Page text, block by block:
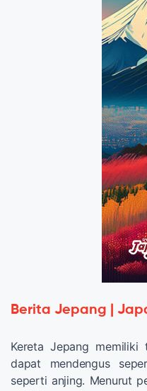
Berita Jepang |
Kereta Jepang
dapat mendengus
seperti anjing. Menurut